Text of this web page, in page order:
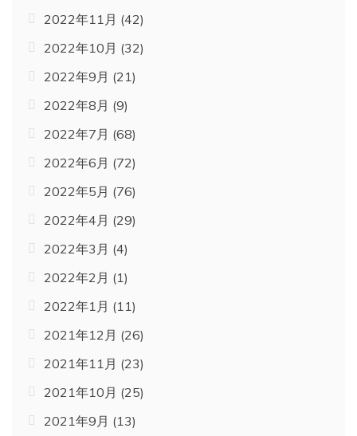
2022年11月 (42)
2022年10月 (32)
2022年9月 (21)
2022年8月 (9)
2022年7月 (68)
2022年6月 (72)
2022年5月 (76)
2022年4月 (29)
2022年3月 (4)
2022年2月 (1)
2022年1月 (11)
2021年12月 (26)
2021年11月 (23)
2021年10月 (25)
2021年9月 (13)